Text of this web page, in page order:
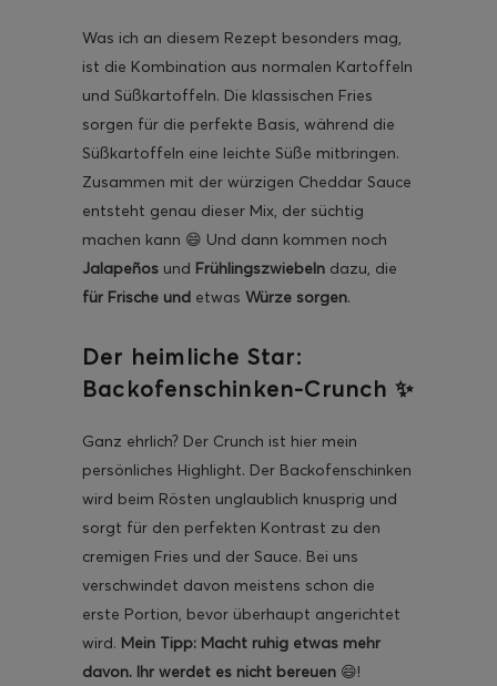
Was ich an diesem Rezept besonders mag,
ist die Kombination aus normalen Kartoffeln
und Süßkartoffeln. Die klassischen Fries
sorgen für die perfekte Basis, während die
Süßkartoffeln eine leichte Süße mitbringen.
Zusammen mit der würzigen Cheddar Sauce
entsteht genau dieser Mix, der süchtig
machen kann 😄 Und dann kommen noch
Jalapeños und Frühlingszwiebeln dazu, die
für Frische und etwas Würze sorgen.
Der heimliche Star:
Backofenschinken-Crunch ✨
Ganz ehrlich? Der Crunch ist hier mein
persönliches Highlight. Der Backofenschinken
wird beim Rösten unglaublich knusprig und
sorgt für den perfekten Kontrast zu den
cremigen Fries und der Sauce. Bei uns
verschwindet davon meistens schon die
erste Portion, bevor überhaupt angerichtet
wird. Mein Tipp: Macht ruhig etwas mehr
davon. Ihr werdet es nicht bereuen 😄!